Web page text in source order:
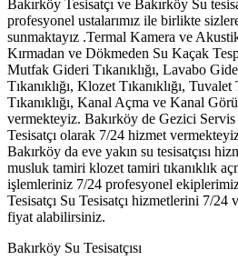
Bakırköy Tesisatçı ve Bakırköy Su
profesyonel ustalarımız ile birlikte
sunmaktayız .Termal Kamera ve
Kırmadan ve Dökmeden Su Kaçak
Mutfak Gideri Tıkanıklığı, Lavabo
Tıkanıklığı, Klozet Tıkanıklığı, Tuvalet
Tıkanıklığı, Kanal Açma ve Kanal
vermekteyiz. Bakırköy de Gezici Servis
Tesisatçı olarak 7/24 hizmet
Bakırköy da eve yakın su tesisatçısı
musluk tamiri klozet tamiri tıkanıklık
işlemleriniz 7/24 profesyonel
Tesisatçı Su Tesisatçı hizmetlerini 7/24
fiyat alabilirsiniz.
Bakırköy Su Tesisatçısı